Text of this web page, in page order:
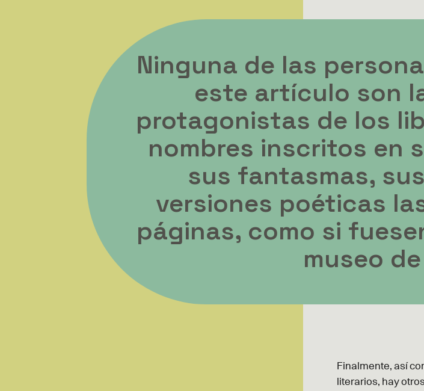
Ninguna de las
este artículo son
protagonistas de los
nombres inscritos en
sus fantasmas,
versiones poéticas
páginas, como si
museo
Finalmente, así
literarios, hay